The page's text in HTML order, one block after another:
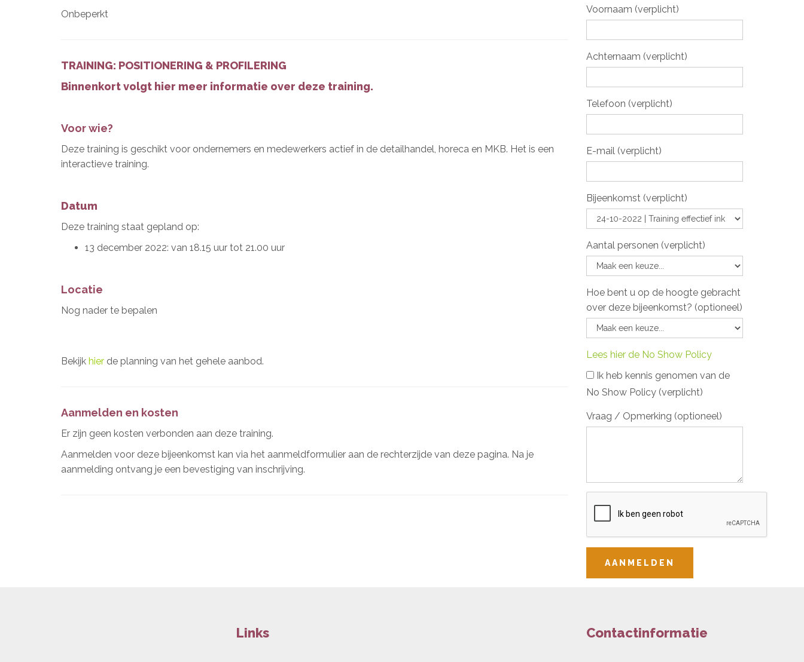
Onbeperkt
TRAINING: POSITIONERING & PROFILERING
Binnenkort volgt hier meer informatie over deze training.
Voor wie?
Deze training is geschikt voor ondernemers en medewerkers actief in de detailhandel, horeca en MKB. Het is een
interactieve training.
Datum
Deze training staat gepland op:
13 december 2022: van 18.15 uur tot 21.00 uur
Locatie
Nog nader te bepalen
Bekijk hier de planning van het gehele aanbod.
Aanmelden en kosten
Er zijn geen kosten verbonden aan deze training.
Aanmelden voor deze bijeenkomst kan via het aanmeldformulier aan de rechterzijde van deze pagina. Na je
aanmelding ontvang je een bevestiging van inschrijving.
Voornaam (verplicht)
Achternaam (verplicht)
Telefoon (verplicht)
E-mail (verplicht)
Bijeenkomst (verplicht)
Aantal personen (verplicht)
Hoe bent u op de hoogte gebracht
over deze bijeenkomst? (optioneel)
Lees hier de No Show Policy
Ik heb kennis genomen van de
No Show Policy (verplicht)
Vraag / Opmerking (optioneel)
AANMELDEN
Links Contactinformatie